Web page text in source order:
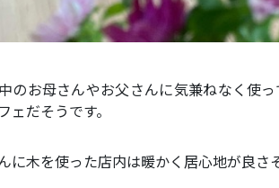
のお母さんやお父さんに気兼ねなく使
ェだそうです。
に木を使った店内は暖かく居心地が良さ